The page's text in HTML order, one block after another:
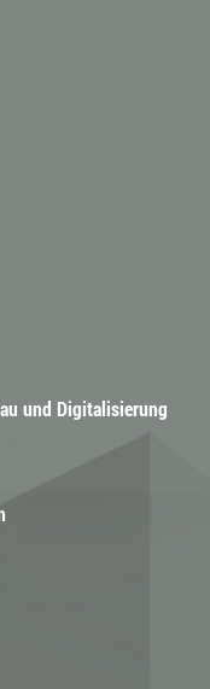
und Digitalisierung